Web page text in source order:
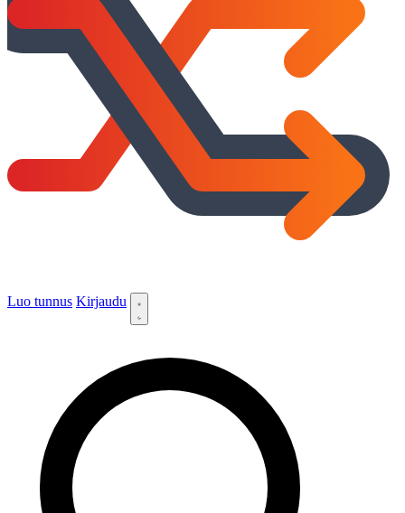
Luo tunnus Kirjaudu